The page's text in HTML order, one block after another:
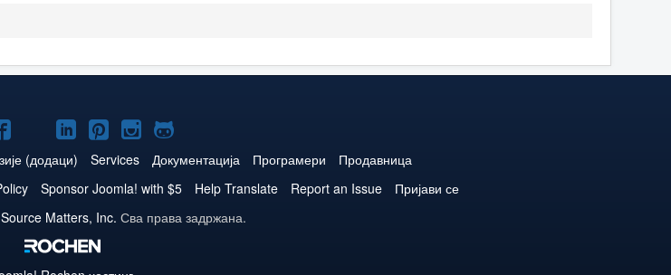
Joomla!
нa
Facebooku
Joomla!
нa
YouTube
Joomla!
нa
LinkedIn
Joomla!
нa
Pinterest
Joomla!
нa
Instagram
Joomla!
нa
GitHub
(додаци) Services Документација Програмери
Продавница
Sponsor Joomla! with $5 Help Translate Report an Issue
Пријави се
Matters, Inc. Сва права задржана.